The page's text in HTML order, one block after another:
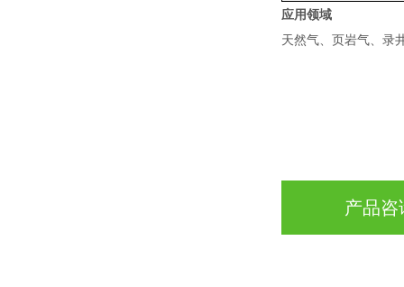
应用领域
天然气、页岩气、录
产品咨